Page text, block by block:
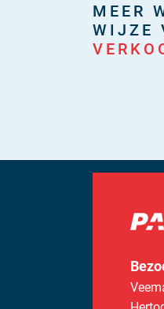
MEER
WIJZE